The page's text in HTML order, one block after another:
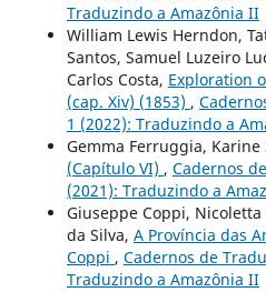
Traduzindo a Amazônia II
William Lewis Herndon,
Santos, Samuel Luzeiro
Carlos Costa, Exploration
(cap. Xiv) (1853) ,
1 (2022): Traduzindo a
Gemma Ferruggia, Karine
(Capítulo VI) , Cadernos
(2021): Traduzindo a
Giuseppe Coppi,
da Silva, A Província das
Coppi , Cadernos de
Traduzindo a Amazônia II